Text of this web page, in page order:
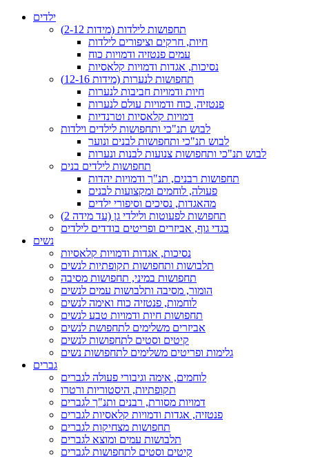
ילדים
תחפושות לילדות (מידות 2-12)
חיות, חרקים וציפורים לילדות
עמים פנטזיה ודמויות כוח
נסיכות, אגדות ודמויות קלאסיות
תחפושות לנערות (מידות 12-16)
חיות ודמויות חביבות לנערות
פנטזיה, כוח ודמויות עולם לנערות
דמויות קלאסיות וטרנדיות
לבוש תנ"כי ותחפושות לילדים וילדות
לבוש תנ"כי ותחפושות לבנים ונוער
לבוש תנ"כי ותחפושות צנועות לבנות ונערות
תחפושות לילדים בנים
תחפושות רבנים, תנ"ך ודמויות יהדות
פעולה, לוחמים ומקצועות לבנים
מהאגדות, נסיכים וסיפורי ילדים
תחפושות לפעוטות ולילדי גן (עד מידה 2)
בגדי גוף, אביזרים ופריטים בודדים לילדים
נשים
נסיכות, אגדות ודמויות קלאסיות
תלבושות ותחפושות תקופתיות לנשים
תחפושות במיני, תחפושות מסיבה
הומור, מסיבה ותלבושות עמים לנשים
לוחמות, פנטזיה כוח ואימה לנשים
תחפושות חיות ודמויות טבע לנשים
אביזרים משלימים לתחפושת לנשים
קיטים וסטים לתחפושות לנשים
גלימות ופריטים משלימים לתחפושות נשים
גברים
לוחמים, אימה וגיבורי פעולה לגברים
תקופתיות, היסטוריות ורטרו
דמויות מסורת, רבנים ותנ"ך לגברים
פנטזיה, אגדות ודמויות קלאסיות לגברים
תחפושות מצחיקות לגברים
תלבושות עמים ומוצא לגברים
קיטים וסטים לתחפושות לגברים